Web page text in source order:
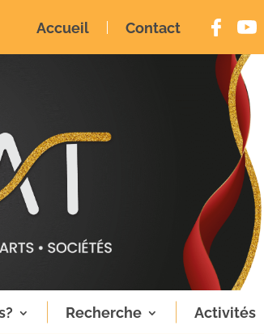
Accueil Contact
Recherche Activités